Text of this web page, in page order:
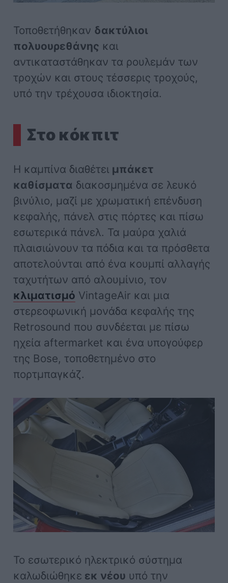
Τοποθετήθηκαν δακτύλιοι
πολυουρεθάνης και
αντικαταστάθηκαν τα ρουλεμάν των
τροχών και στους τέσσερις τροχούς,
υπό την τρέχουσα ιδιοκτησία.
Στο κόκπιτ
Η καμπίνα διαθέτει μπάκετ
καθίσματα διακοσμημένα σε λευκό
βινύλιο, μαζί με χρωματική επένδυση
κεφαλής, πάνελ στις πόρτες και πίσω
εσωτερικά πάνελ. Τα μαύρα χαλιά
πλαισιώνουν τα πόδια και τα πρόσθετα
αποτελούνται από ένα κουμπί αλλαγής
ταχυτήτων από αλουμίνιο, τον
κλιματισμό VintageAir και μια
στερεοφωνική μονάδα κεφαλής της
Retrosound που συνδέεται με πίσω
ηχεία aftermarket και ένα υπογούφερ
της Bose, τοποθετημένο στο
πορτμπαγκάζ.
Το εσωτερικό ηλεκτρικό σύστημα
καλωδιώθηκε εκ νέου υπό την